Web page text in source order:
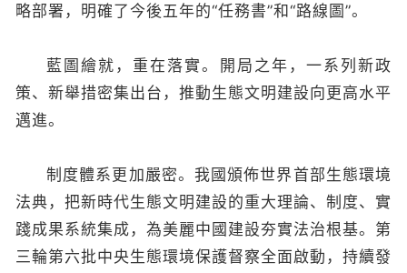
略部署，明確了今後五年的“任務書”和“路線圖”。
藍圖繪就，重在落實。開局之年，一系列新政
策、新舉措密集出台，推動生態文明建設向更高水平
邁進。
制度體系更加嚴密。我國頒佈世界首部生態環境
法典，把新時代生態文明建設的重大理論、制度、實
踐成果系統集成，為美麗中國建設夯實法治根基。第
三輪第六批中央生態環境保護督察全面啟動，持續發